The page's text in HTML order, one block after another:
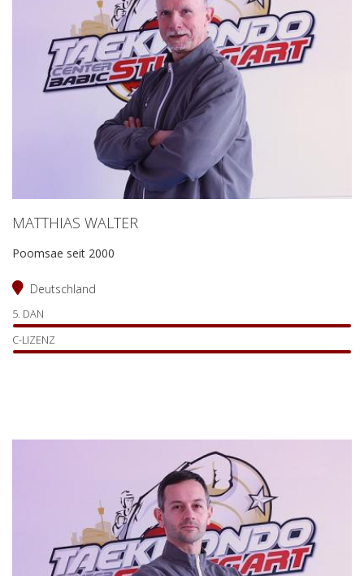
MATTHIAS WALTER
Poomsae seit 2000
Deutschland
5. DAN
C-LIZENZ